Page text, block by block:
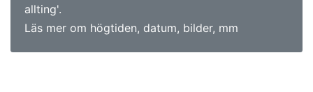
allting'.
Läs mer om högtiden, datum, bilder, mm